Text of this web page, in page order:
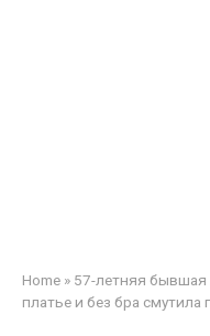
Home » 57-летняя бывшая
платье и без бра смутила